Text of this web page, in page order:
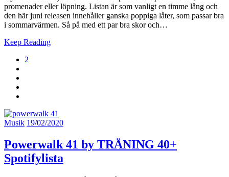
promenader eller löpning. Listan är som vanligt en timme lång och
den här juni releasen innehåller ganska poppiga låter, som passar bra
i sommarvärmen. Så på med ett par bra skor och…
Keep Reading
2
Musik 19/02/2020
Powerwalk 41 by TRÄNING 40+
Spotifylista